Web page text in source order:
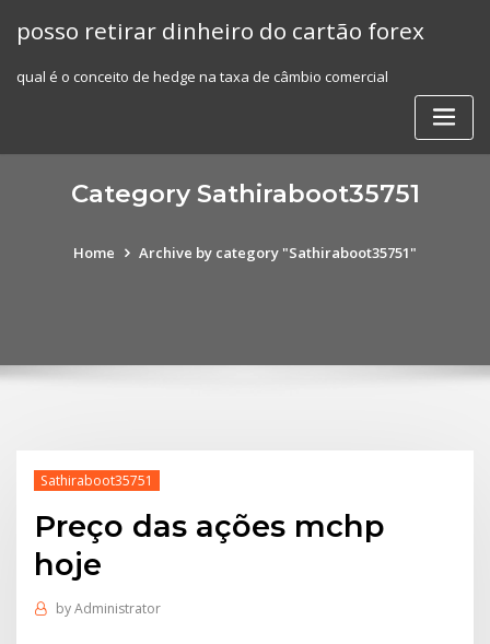
posso retirar dinheiro do cartão forex
qual é o conceito de hedge na taxa de câmbio comercial
Category Sathiraboot35751
Home Archive by category "Sathiraboot35751"
Sathiraboot35751
Preço das ações mchp
hoje
byAdministrator